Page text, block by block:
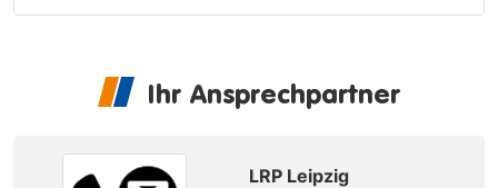
Ihr Ansprechpartner
LRP Leipzig